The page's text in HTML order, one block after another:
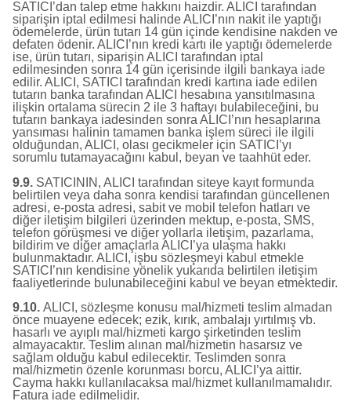
SATICI’dan talep etme hakkını haizdir. ALICI tarafından
siparişin iptal edilmesi halinde ALICI’nın nakit ile yaptığı
ödemelerde, ürün tutarı 14 gün içinde kendisine nakden ve
defaten ödenir. ALICI’nın kredi kartı ile yaptığı ödemelerde
ise, ürün tutarı, siparişin ALICI tarafından iptal
edilmesinden sonra 14 gün içerisinde ilgili bankaya iade
edilir. ALICI, SATICI tarafından kredi kartına iade edilen
tutarın banka tarafından ALICI hesabına yansıtılmasına
ilişkin ortalama sürecin 2 ile 3 haftayı bulabileceğini, bu
tutarın bankaya iadesinden sonra ALICI’nın hesaplarına
yansıması halinin tamamen banka işlem süreci ile ilgili
olduğundan, ALICI, olası gecikmeler için SATICI’yı
sorumlu tutamayacağını kabul, beyan ve taahhüt eder.
9.9. SATICININ, ALICI tarafından siteye kayıt formunda
belirtilen veya daha sonra kendisi tarafından güncellenen
adresi, e-posta adresi, sabit ve mobil telefon hatları ve
diğer iletişim bilgileri üzerinden mektup, e-posta, SMS,
telefon görüşmesi ve diğer yollarla iletişim, pazarlama,
bildirim ve diğer amaçlarla ALICI’ya ulaşma hakkı
bulunmaktadır. ALICI, işbu sözleşmeyi kabul etmekle
SATICI’nın kendisine yönelik yukarıda belirtilen iletişim
faaliyetlerinde bulunabileceğini kabul ve beyan etmektedir.
9.10. ALICI, sözleşme konusu mal/hizmeti teslim almadan
önce muayene edecek; ezik, kırık, ambalajı yırtılmış vb.
hasarlı ve ayıplı mal/hizmeti kargo şirketinden teslim
almayacaktır. Teslim alınan mal/hizmetin hasarsız ve
sağlam olduğu kabul edilecektir. Teslimden sonra
mal/hizmetin özenle korunması borcu, ALICI’ya aittir.
Cayma hakkı kullanılacaksa mal/hizmet kullanılmamalıdır.
Fatura iade edilmelidir.